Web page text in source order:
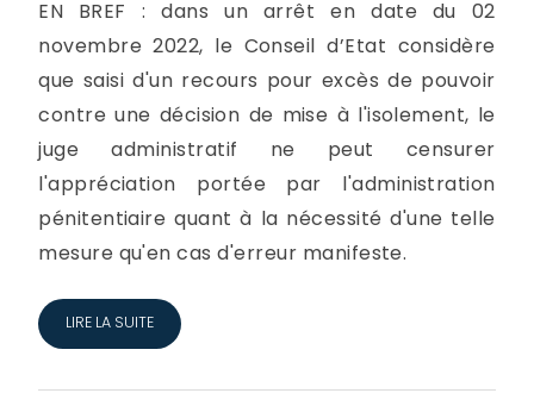
EN BREF : dans un arrêt en date du 02
novembre 2022, le Conseil d’Etat considère
que saisi d'un recours pour excès de pouvoir
contre une décision de mise à l'isolement, le
juge administratif ne peut censurer
l'appréciation portée par l'administration
pénitentiaire quant à la nécessité d'une telle
mesure qu'en cas d'erreur manifeste.
LIRE LA SUITE